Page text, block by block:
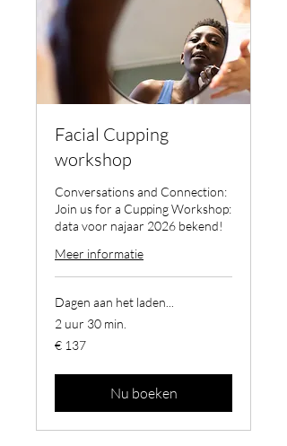
Facial Cupping
workshop
Conversations and Connection:
Join us for a Cupping Workshop:
data voor najaar 2026 bekend!
Meer informatie
Dagen aan het laden...
2 uur 30 min.
137
euro
€ 137
Nu boeken